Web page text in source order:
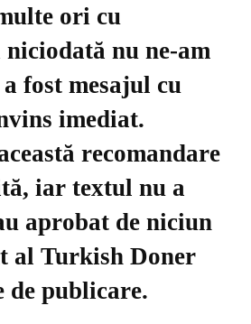
ori cu
niciodată nu ne-am
fost mesajul cu
imediat.
recomandare
iar textul nu a
aprobat de niciun
al Turkish Doner
publicare.